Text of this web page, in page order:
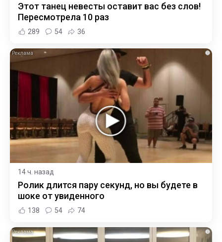
Этот танец невесты оставит вас без слов!
Пересмотрела 10 раз
289 54 36
i
14 ч. назад
Ролик длится пару секунд, но вы будете в
шоке от увиденного
138 54 74
i